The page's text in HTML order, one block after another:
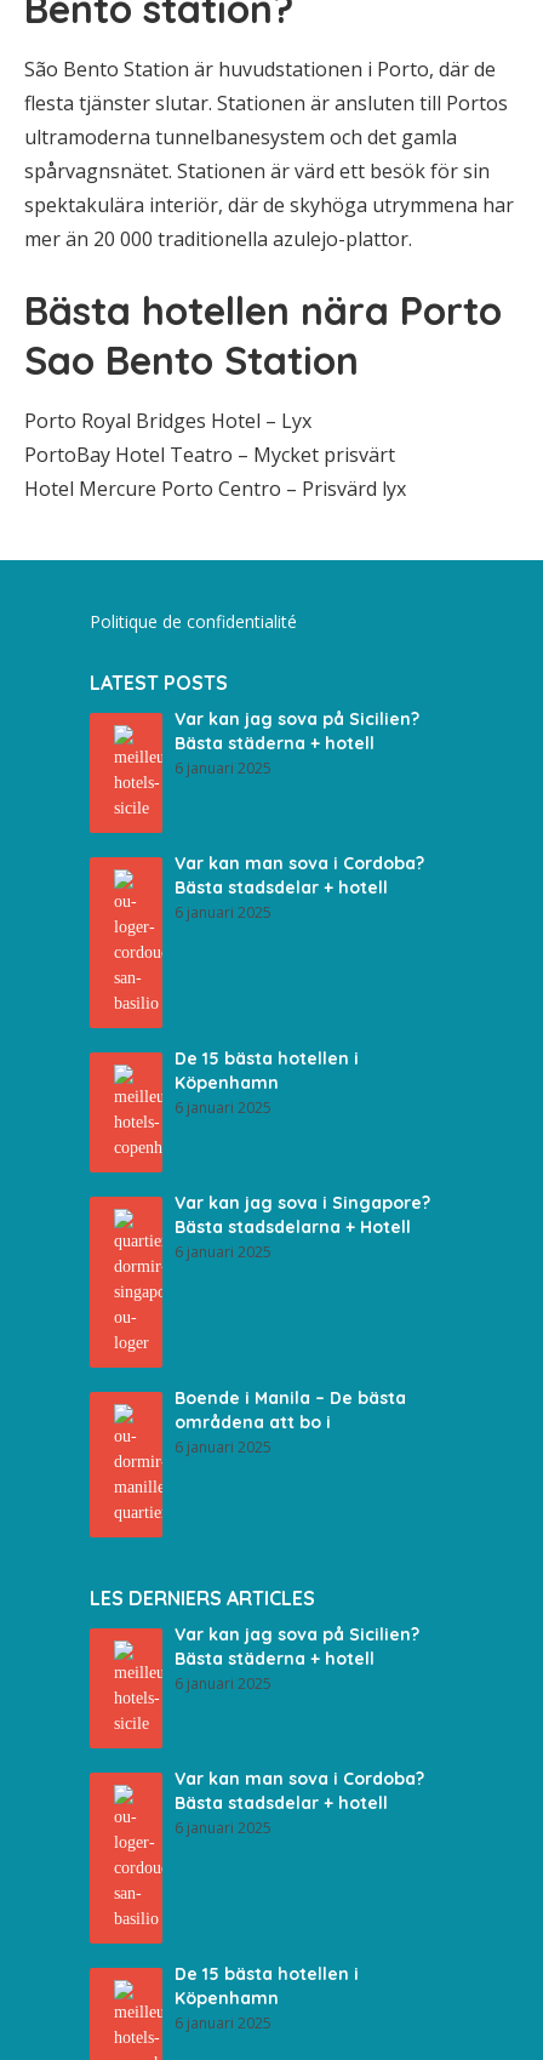
São Bento Station är huvudstationen i Porto, där de
flesta tjänster slutar. Stationen är ansluten till Portos
ultramoderna tunnelbanesystem och det gamla
spårvagnsnätet. Stationen är värd ett besök för sin
spektakulära interiör, där de skyhöga utrymmena har
mer än 20 000 traditionella azulejo-plattor.
Bästa hotellen nära Porto
Sao Bento Station
Porto Royal Bridges Hotel – Lyx
PortoBay Hotel Teatro – Mycket prisvärt
Hotel Mercure Porto Centro – Prisvärd lyx
Politique de confidentialité
LATEST POSTS
Var kan jag sova på Sicilien?
Bästa städerna + hotell
6 januari 2025
Var kan man sova i Cordoba?
Bästa stadsdelar + hotell
6 januari 2025
De 15 bästa hotellen i
Köpenhamn
6 januari 2025
Var kan jag sova i Singapore?
Bästa stadsdelarna + Hotell
6 januari 2025
Boende i Manila – De bästa
områdena att bo i
6 januari 2025
LES DERNIERS ARTICLES
Var kan jag sova på Sicilien?
Bästa städerna + hotell
6 januari 2025
Var kan man sova i Cordoba?
Bästa stadsdelar + hotell
6 januari 2025
De 15 bästa hotellen i
Köpenhamn
6 januari 2025